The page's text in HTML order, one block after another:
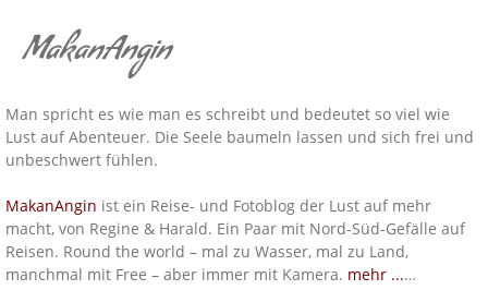
MakanAngin
Man spricht es wie man es schreibt und bedeutet so viel wie
Lust auf Abenteuer. Die Seele baumeln lassen und sich frei und
unbeschwert fühlen.
MakanAngin ist ein Reise- und Fotoblog der Lust auf mehr
macht, von Regine & Harald. Ein Paar mit Nord-Süd-Gefälle auf
Reisen. Round the world – mal zu Wasser, mal zu Land,
manchmal mit Free – aber immer mit Kamera. mehr ...…